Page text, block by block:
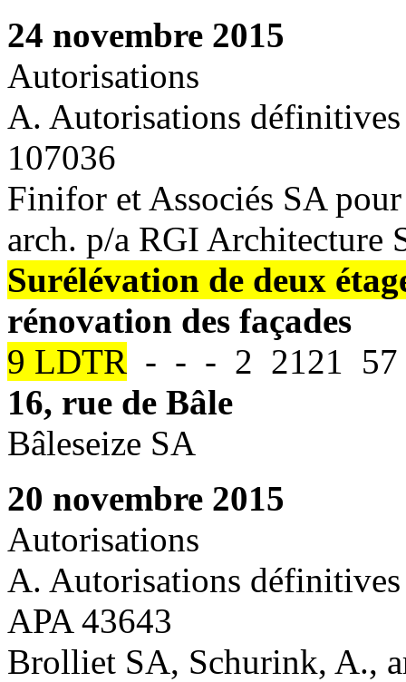
24 novembre 2015
Autorisations
A. Autorisations définitives
107036
Finifor et Associés SA
arch. p/a RGI Architecture
Surélévation de deux
rénovation des façades
9 LDTR - - - 2 2121 57
16, rue de Bâle
Bâleseize SA
20 novembre 2015
Autorisations
A. Autorisations définitives
APA 43643
Brolliet SA, Schurink, A.,